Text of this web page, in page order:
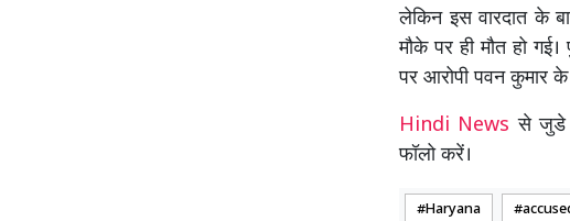
लेकिन इस वारदात के
मौके पर ही मौत हो
पर आरोपी पवन कुमार के
Hindi Newsसे जुडे
फॉलो करें।
Haryana